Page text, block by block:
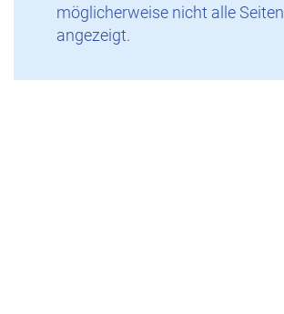
möglicherweise nicht alle Seiten
angezeigt.